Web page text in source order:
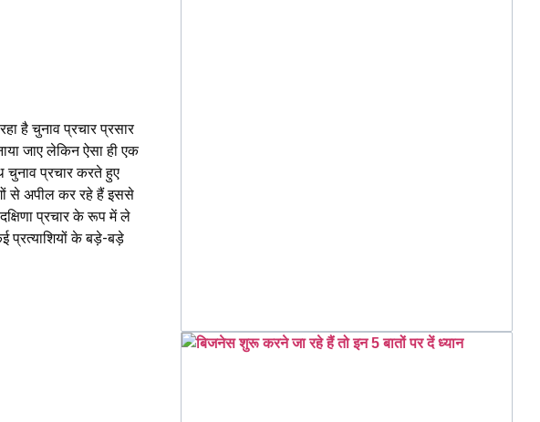
है चुनाव प्रचार प्रसार
जाए लेकिन ऐसा ही एक
चुनाव प्रचार करते हुए
से अपील कर रहे हैं इससे
प्रचार के रूप में ले
प्रत्याशियों के बड़े-बड़े